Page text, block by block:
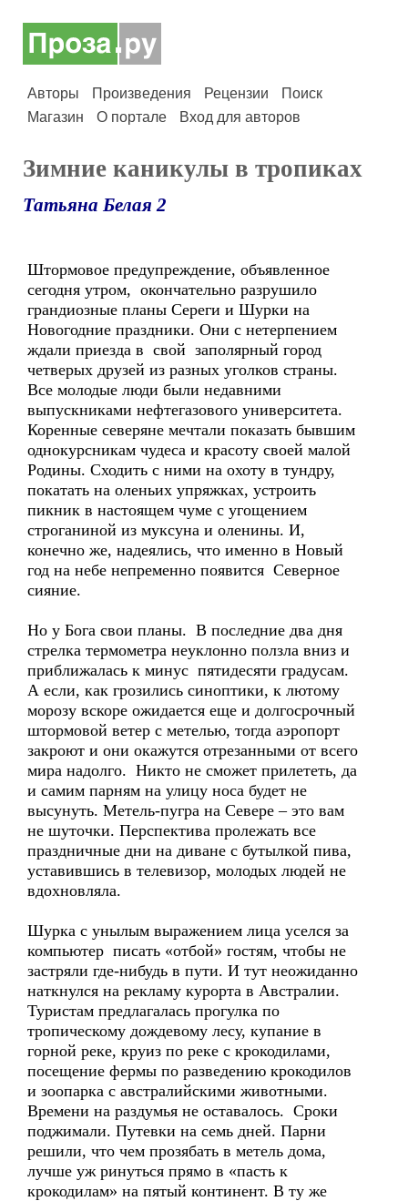
Авторы Произведения Рецензии
Поиск
Магазин
О портале Вход для авторов
Зимние каникулы в тропиках
Татьяна Белая 2
Штормовое предупреждение, объявленное
сегодня утром, окончательно разрушило
грандиозные планы Сереги и Шурки на
Новогодние праздники. Они с нетерпением
ждали приезда в свой заполярный город
четверых друзей из разных уголков страны.
Все молодые люди были недавними
выпускниками нефтегазового университета.
Коренные северяне мечтали показать бывшим
однокурсникам чудеса и красоту своей малой
Родины. Сходить с ними на охоту в тундру,
покатать на оленьих упряжках, устроить
пикник в настоящем чуме с угощением
строганиной из муксуна и оленины. И,
конечно же, надеялись, что именно в Новый
год на небе непременно появится Северное
сияние.
Но у Бога свои планы. В последние два дня
стрелка термометра неуклонно ползла вниз и
приближалась к минус пятидесяти градусам.
А если, как грозились синоптики, к лютому
морозу вскоре ожидается еще и долгосрочный
штормовой ветер с метелью, тогда аэропорт
закроют и они окажутся отрезанными от всего
мира надолго. Никто не сможет прилететь, да
и самим парням на улицу носа будет не
высунуть. Метель-пугра на Севере – это вам
не шуточки. Перспектива пролежать все
праздничные дни на диване с бутылкой пива,
уставившись в телевизор, молодых людей не
вдохновляла.
Шурка с унылым выражением лица уселся за
компьютер писать «отбой» гостям, чтобы не
застряли где-нибудь в пути. И тут неожиданно
наткнулся на рекламу курорта в Австралии.
Туристам предлагалась прогулка по
тропическому дождевому лесу, купание в
горной реке, круиз по реке с крокодилами,
посещение фермы по разведению крокодилов
и зоопарка с австралийскими животными.
Времени на раздумья не оставалось. Сроки
поджимали. Путевки на семь дней. Парни
решили, что чем прозябать в метель дома,
лучше уж ринуться прямо в «пасть к
крокодилам» на пятый континент. В ту же